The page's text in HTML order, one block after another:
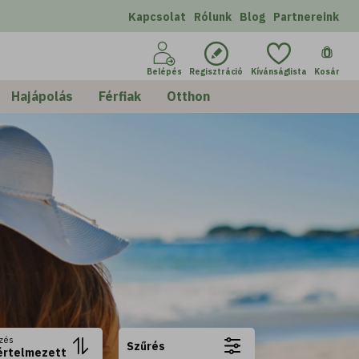
Kapcsolat Rólunk Blog Partnereink
Belépés Regisztráció Kívánságlista
0
Kosár
Hajápolás Férfiak Otthon
Szűrés